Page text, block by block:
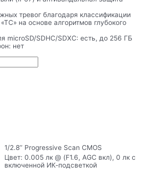
тревог благодаря классификации
на основе алгоритмов глубокого
microSD/SDHC/SDXC: есть, до 256 ГБ
нет
1/2.8’’ Progressive Scan CMOS
Цвет: 0.005 лк @ (F1.6, AGC вкл), 0 лк с
включенной ИК-подсветкой